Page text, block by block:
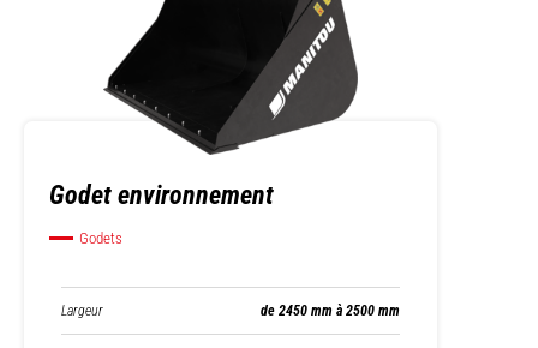
Godet environnement
Godets
Largeur de 2450 mm à 2500 mm